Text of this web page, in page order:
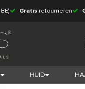
Gratis retourneren
HUID